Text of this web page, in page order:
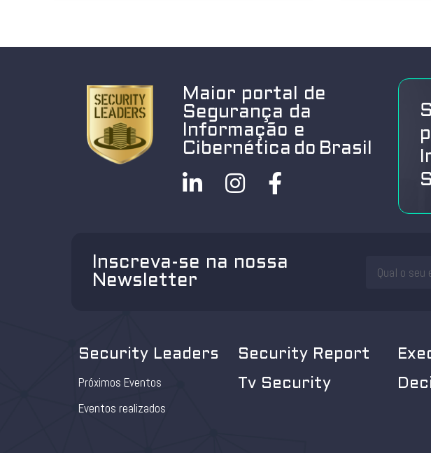
Maior portal de
Segurança da
Informação e
Cibernética do Brasil
Inscreva-se na nossa
Newsletter
Security Leaders
Próximos Eventos
Eventos realizados
Security Report
Tv Security